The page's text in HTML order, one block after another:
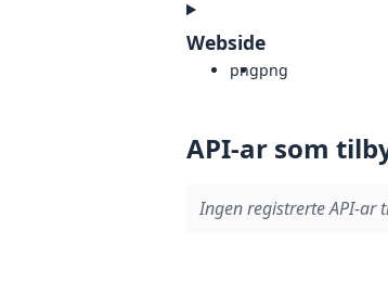
Webside
pngpng
API-ar som
Ingen registrerte API-ar